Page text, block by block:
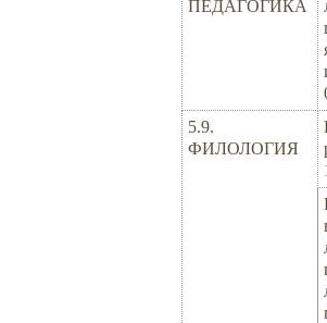
ПЕДАГОГИКА
5.9.
ФИЛОЛОГИЯ